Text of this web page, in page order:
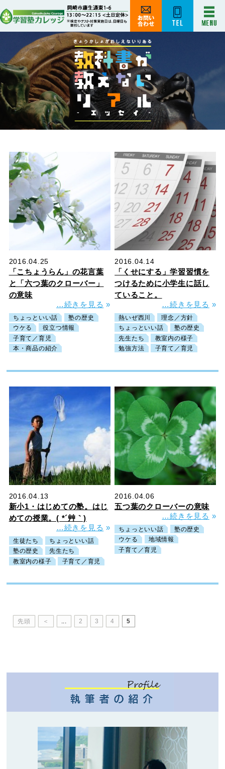
2016.04.25
「こちょうらん」の花言葉
と「六つ葉のクローバー」
の意味
…続きを見る »
ちょっといい話
塾の歴史
ウケる
役立つ情報
子育て／育児
本・商品の紹介
2016.04.14
「くせにする」学習習慣を
つけるために小学生に話し
ていること。
…続きを見る »
熱いぜ西川
理念／方針
ちょっといい話
塾の歴史
先生たち
教室内の様子
勉強方法
子育て／育児
2016.04.13
新小1・はじめての塾。はじ
めての授業。( *´艸｀)
…続きを見る »
生徒たち
ちょっといい話
塾の歴史
先生たち
教室内の様子
子育て／育児
2016.04.06
五つ葉のクローバーの意味
…続きを見る »
ちょっといい話
塾の歴史
ウケる
地域情報
子育て／育児
先頭 ＜ 2 3 4 5